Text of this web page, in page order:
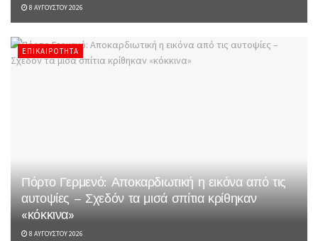
8 ΑΥΓΟΎΣΤΟΥ 2026
ΕΠΙΚΑΙΡΌΤΗΤΑ
Πόρτο Γερμενό: Αποκαρδιωτική η εικόνα από τις
αυτοψίες – Σχεδόν τα μισά σπίτια κρίθηκαν
«κόκκινα»
8 ΑΥΓΟΎΣΤΟΥ 2026